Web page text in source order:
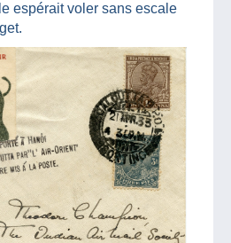
espérait voler sans escale